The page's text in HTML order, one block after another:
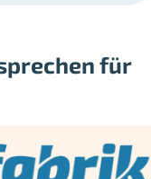
für